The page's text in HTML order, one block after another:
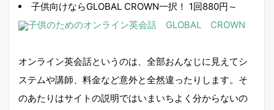
子供向けならGLOBAL CROWN一択！ 1回880円～
子供のためのオンライン英会話 GLOBAL CROWN
オンライン英会話というのは、全部おんなじに見えてシ
ステムや講師、料金など意外と全然違ったりします。そ
のあたりはサイトの説明ではいまいちよく分からないの